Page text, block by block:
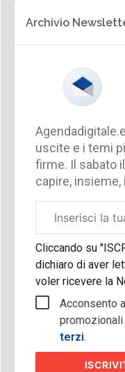
Archivio
uscite e i temi
firme. Il sabato
capire, insieme,
aziendale
Cliccando su
dichiaro di aver
voler ricevere la
Acconsento
terzi.